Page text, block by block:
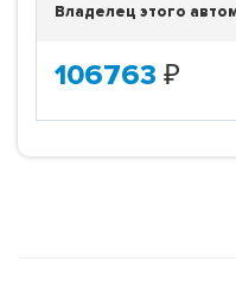
Владелец этого
106763 ₽